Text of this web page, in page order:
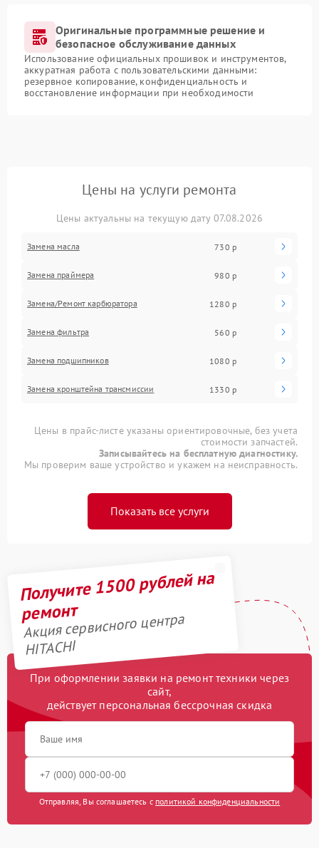
Оригинальные программные решение и
безопасное обслуживание данных
Использование официальных прошивок и инструментов,
аккуратная работа с пользовательскими данными:
резервное копирование, конфиденциальность и
восстановление информации при необходимости
Цены на услуги ремонта
Цены актуальны на текущую дату 07.08.2026
Замена масла 730 р
Замена праймера 980 р
Замена/Pемонт карбюратора 1280 р
Замена фильтра 560 р
Замена подшипников 1080 р
Замена кронштейна трансмиссии 1330 р
Цены в прайс-листе указаны ориентировочные, без учета
стоимости запчастей.
Записывайтесь на бесплатную диагностику.
Мы проверим ваше устройство и укажем на неисправность.
Показать все услуги
Получите 1500 рублей на
ремонт
Акция сервисного центра
HITACHI
При оформлении заявки на ремонт техники через
сайт,
действует персональная бессрочная скидка
Отправляя, Вы соглашаетесь с политикой конфиденциальности